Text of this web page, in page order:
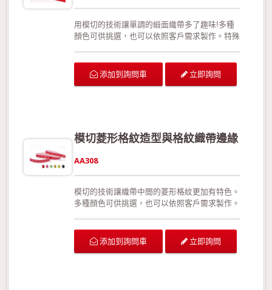
用模切的技術讓單調的緞面織帶多了趣味!多種
顏色可供挑選，也可以依照客戶需求製作。特殊
款更能夠展現織帶靈活、優美的線條。沒有正面
合格!歡迎來電詢問或索取色卡與樣本!
添加到詢問車 立即詢問
模切菱形格紋造型與格紋織帶邊緣
AA308
模切的技術讓織帶中間的菱形格紋更加有特色。
多種顏色可供挑選，也可以依照客戶需求製作。
絲，此款更能夠展現織帶靈活、優美的線條。沒
添加到詢問車 立即詢問